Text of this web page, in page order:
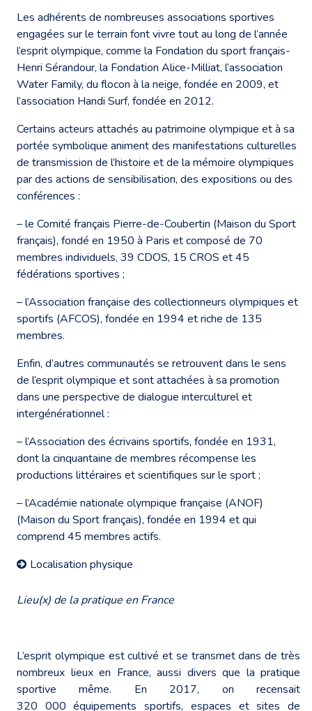
Les adhérents de nombreuses associations sportives
engagées sur le terrain font vivre tout au long de l’année
l’esprit olympique, comme la Fondation du sport français-
Henri Sérandour, la Fondation Alice-Milliat, l’association
Water Family, du flocon à la neige, fondée en 2009, et
l’association Handi Surf, fondée en 2012.
Certains acteurs attachés au patrimoine olympique et à sa
portée symbolique animent des manifestations culturelles
de transmission de l’histoire et de la mémoire olympiques
par des actions de sensibilisation, des expositions ou des
conférences :
– le Comité français Pierre-de-Coubertin (Maison du Sport
français), fondé en 1950 à Paris et composé de 70
membres individuels, 39 CDOS, 15 CROS et 45
fédérations sportives ;
– l’Association française des collectionneurs olympiques et
sportifs (AFCOS), fondée en 1994 et riche de 135
membres.
Enfin, d’autres communautés se retrouvent dans le sens
de l’esprit olympique et sont attachées à sa promotion
dans une perspective de dialogue interculturel et
intergénérationnel :
– l’Association des écrivains sportifs, fondée en 1931,
dont la cinquantaine de membres récompense les
productions littéraires et scientifiques sur le sport ;
– l’Académie nationale olympique française (ANOF)
(Maison du Sport français), fondée en 1994 et qui
comprend 45 membres actifs.
Localisation physique
Lieu(x) de la pratique en France
L’esprit olympique est cultivé et se transmet dans de très
nombreux lieux en France, aussi divers que la pratique
sportive même. En 2017, on recensait
320 000 équipements sportifs, espaces et sites de